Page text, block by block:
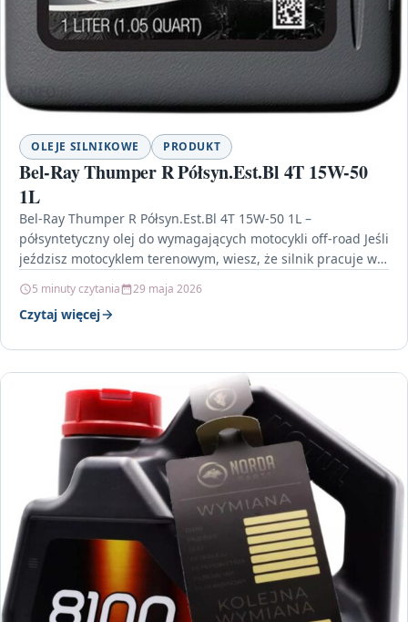
OLEJE SILNIKOWE PRODUKT
Bel-Ray Thumper R Półsyn.Est.Bl 4T 15W-50
1L
Bel-Ray Thumper R Półsyn.Est.Bl 4T 15W-50 1L –
półsyntetyczny olej do wymagających motocykli off-road Jeśli
jeździsz motocyklem terenowym, wiesz, że silnik pracuje w
5 minuty czytania 29 maja 2026
Czytaj więcej